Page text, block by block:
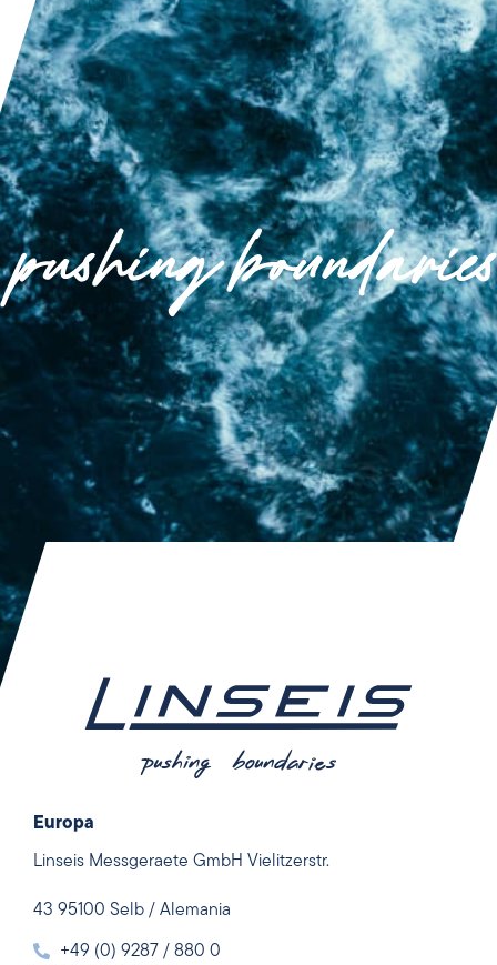
Europa
Linseis Messgeraete GmbH Vielitzerstr.
43 95100 Selb / Alemania
+49 (0) 9287 / 880 0